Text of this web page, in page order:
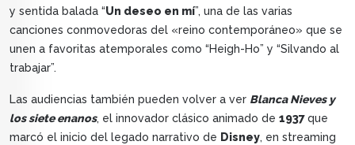
y sentida balada “Un deseo en mí”, una de las varias
canciones conmovedoras del «reino contemporáneo» que se
unen a favoritas atemporales como “Heigh-Ho” y “Silvando al
trabajar”.
Las audiencias también pueden volver a ver Blanca Nieves y
los siete enanos, el innovador clásico animado de 1937que
marcó el inicio del legado narrativo de Disney, en streaming